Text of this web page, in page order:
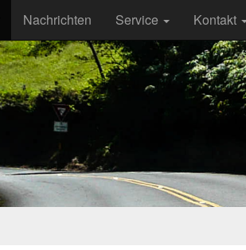
Nachrichten Service Kontakt